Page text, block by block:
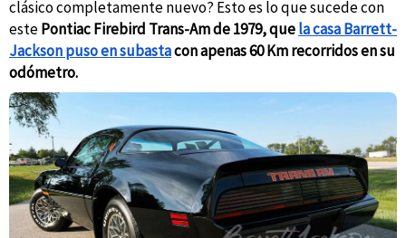
clásico completamente nuevo? Esto es lo que sucede con
estePontiac Firebird Trans-Am de 1979, quela casa Barrett-
Jackson puso en subastacon apenas 60 Km recorridos en su
odómetro.